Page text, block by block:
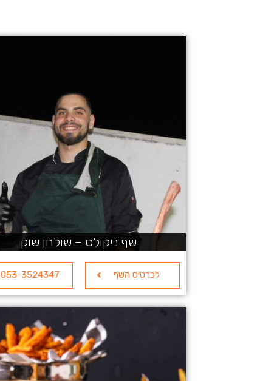
שף ניקולס – שולחן שוק
לכרטיס השף 053-3524347